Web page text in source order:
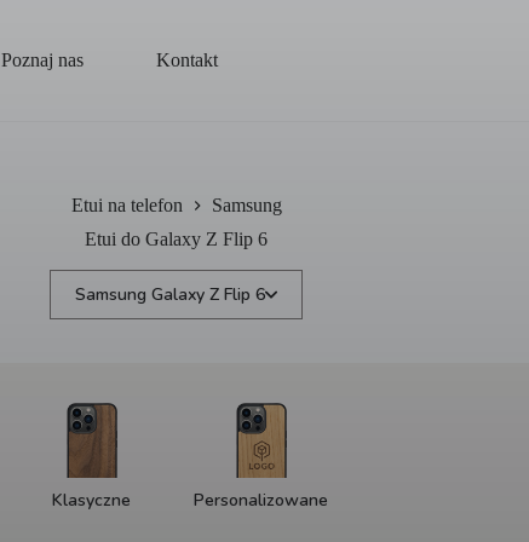
Poznaj nas Kontakt
Etui na telefon
Samsung
Etui do Galaxy Z Flip 6
Samsung Galaxy Z Flip 6
Klasyczne Personalizowane